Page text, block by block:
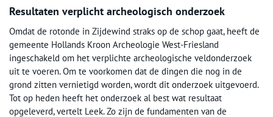
Resultaten verplicht archeologisch onderzoek
Omdat de rotonde in Zijdewind straks op de schop gaat, heeft de
gemeente Hollands Kroon Archeologie West-Friesland
ingeschakeld om het verplichte archeologische veldonderzoek
uit te voeren. Om te voorkomen dat de dingen die nog in de
grond zitten vernietigd worden, wordt dit onderzoek uitgevoerd.
Tot op heden heeft het onderzoek al best wat resultaat
opgeleverd, vertelt Leek. Zo zijn de fundamenten van de